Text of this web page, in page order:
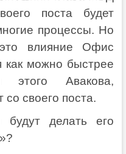
поста будет
процессы. Но
влияние Офис
как можно быстрее
этого Авакова,
своего поста.
делать его